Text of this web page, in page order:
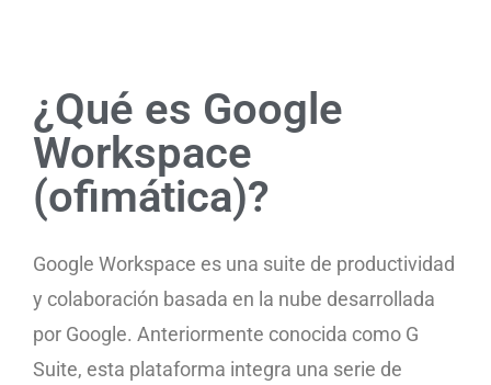
¿Qué es Google
Workspace
(ofimática)?
Google Workspace es una suite de productividad
y colaboración basada en la nube desarrollada
por Google. Anteriormente conocida como G
Suite, esta plataforma integra una serie de